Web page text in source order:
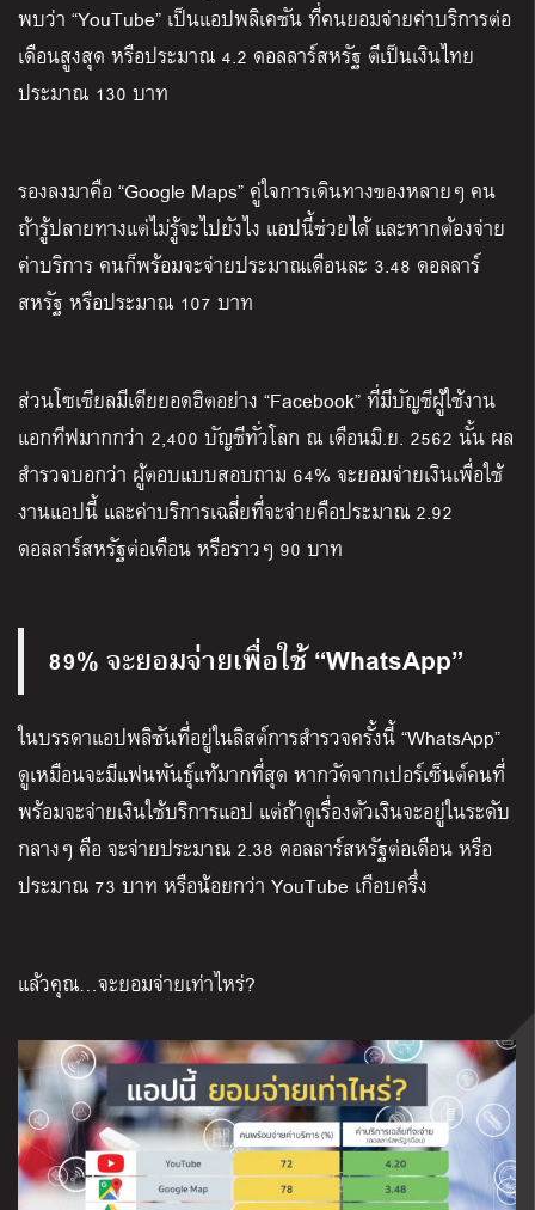
พบว่า “YouTube” เป็นแอปพลิเคชัน ที่คนยอมจ่ายค่าบริการต่อ
เดือนสูงสุด หรือประมาณ 4.2 ดอลลาร์สหรัฐ ตีเป็นเงินไทย
ประมาณ 130 บาท
รองลงมาคือ “Google Maps” คู่ใจการเดินทางของหลายๆ คน
ถ้ารู้ปลายทางแต่ไม่รู้จะไปยังไง แอปนี้ช่วยได้ และหากต้องจ่าย
ค่าบริการ คนก็พร้อมจะจ่ายประมาณเดือนละ 3.48 ดอลลาร์
สหรัฐ หรือประมาณ 107 บาท
ส่วนโซเชียลมีเดียยอดฮิตอย่าง “Facebook” ที่มีบัญชีผู้ใช้งาน
แอกทีฟมากกว่า 2,400 บัญชีทั่วโลก ณ เดือนมิ.ย. 2562 นั้น ผล
สำรวจบอกว่า ผู้ตอบแบบสอบถาม 64% จะยอมจ่ายเงินเพื่อใช้
งานแอปนี้ และค่าบริการเฉลี่ยที่จะจ่ายคือประมาณ 2.92
ดอลลาร์สหรัฐต่อเดือน หรือราวๆ 90 บาท
89% จะยอมจ่ายเพื่อใช้ “WhatsApp”
ในบรรดาแอปพลิชันที่อยู่ในลิสต์การสำรวจครั้งนี้ “WhatsApp”
ดูเหมือนจะมีแฟนพันธุ์แท้มากที่สุด หากวัดจากเปอร์เซ็นต์คนที่
พร้อมจะจ่ายเงินใช้บริการแอป แต่ถ้าดูเรื่องตัวเงินจะอยู่ในระดับ
กลางๆ คือ จะจ่ายประมาณ 2.38 ดอลลาร์สหรัฐต่อเดือน หรือ
ประมาณ 73 บาท หรือน้อยกว่า YouTube เกือบครึ่ง
แล้วคุณ…จะยอมจ่ายเท่าไหร่?